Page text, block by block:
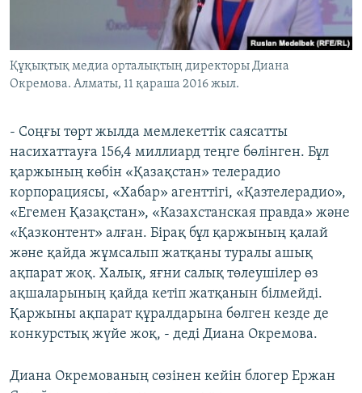
Құқықтық медиа орталықтың директоры Диана
Окремова. Алматы, 11 қараша 2016 жыл.
- Соңғы төрт жылда мемлекеттік саясатты
насихаттауға 156,4 миллиард теңге бөлінген. Бұл
қаржының көбін «Қазақстан» телерадио
корпорациясы, «Хабар» агенттігі, «Қазтелерадио»,
«Егемен Қазақстан», «Казахстанская правда» және
«Қазконтент» алған. Бірақ бұл қаржының қалай
және қайда жұмсалып жатқаны туралы ашық
ақпарат жоқ. Халық, яғни салық төлеушілер өз
ақшаларының қайда кетіп жатқанын білмейді.
Қаржыны ақпарат құралдарына бөлген кезде де
конкурстық жүйе жоқ, - деді Диана Окремова.
Диана Окремованың сөзінен кейін блогер Ержан